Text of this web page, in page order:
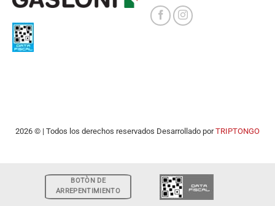
2026 © | Todos los derechos reservados Desarrollado porTRIPTONGO
BOTÒN DE
ARREPENTIMIENTO